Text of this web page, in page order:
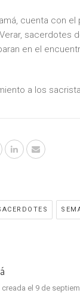
cuenta con
sacerdotes
en el
a los
el 9 de